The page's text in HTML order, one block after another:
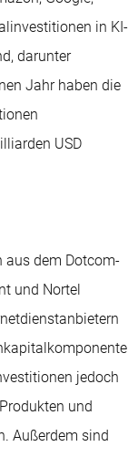
in KI-
darunter
Jahr haben die
USD
aus dem Dotcom-
und Nortel
jedoch
und
Außerdem sind